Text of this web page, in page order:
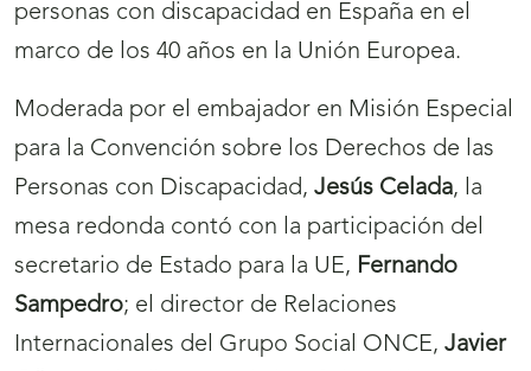
personas con discapacidad en España en el
marco de los 40 años en la Unión Europea.
Moderada por el embajador en Misión Especial
para la Convención sobre los Derechos de las
Personas con Discapacidad, Jesús Celada, la
mesa redonda contó con la participación del
secretario de Estado para la UE, Fernando
Sampedro; el director de Relaciones
Internacionales del Grupo Social ONCE, Javier